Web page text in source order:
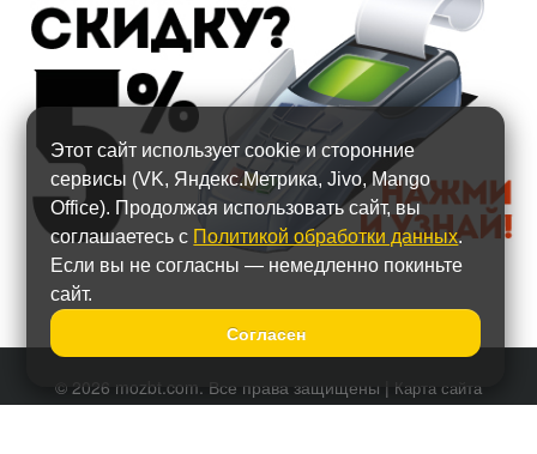
© 2026 mozbt.com. Все права защищены | Карта сайта
Этот сайт использует cookie и сторонние
сервисы (VK, Яндекс.Метрика, Jivo, Mango
Office). Продолжая использовать сайт, вы
соглашаетесь с Политикой обработки данных.
Если вы не согласны — немедленно покиньте
сайт.
Согласен